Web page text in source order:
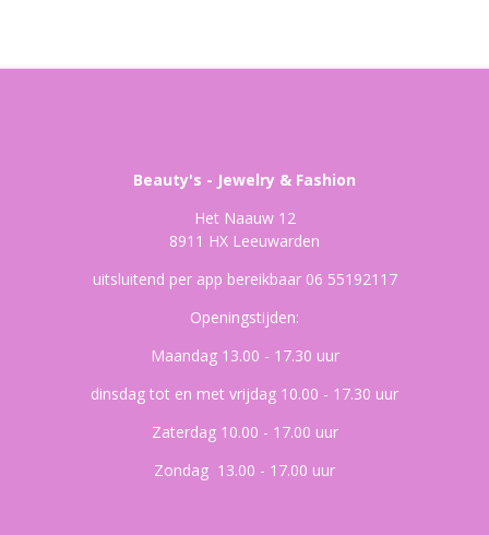
Beauty's - Jewelry & Fashion
Het Naauw 12
8911 HX Leeuwarden
uitsluitend per app bereikbaar 06 55192117
Openingstijden:
Maandag 13.00 - 17.30 uur
dinsdag tot en met vrijdag 10.00 - 17.30 uur
Zaterdag 10.00 - 17.00 uur
Zondag 13.00 - 17.00 uur